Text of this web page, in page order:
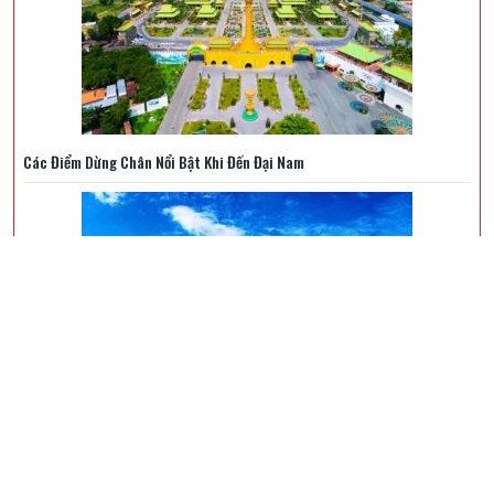
Các Điểm Dừng Chân Nổi Bật Khi Đến Đại Nam